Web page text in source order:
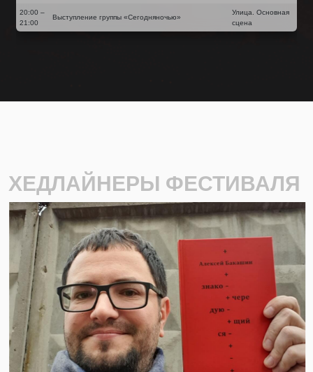
20:00 –
21:00
Выступление группы «Сегодняночью»
Улица. Основная
сцена
ХЕДЛАЙНЕРЫ ФЕСТИВАЛЯ
Previous Next